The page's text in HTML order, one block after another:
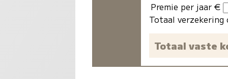
Premie per jaar €
Totaal verzekering
Totaal vaste